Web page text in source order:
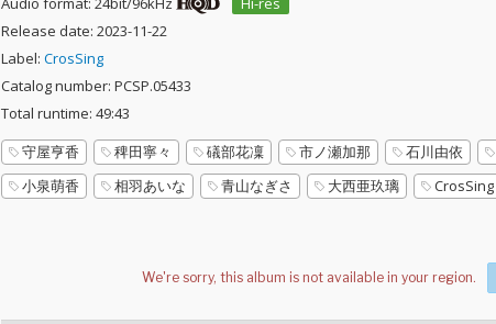
Release date: 2023-11-22
Label: CrosSing
Catalog number: PCSP.05433
Total runtime: 49:43
守屋亨香
稗田寧々 礒部花凜 市ノ瀬加那 石川由依
小泉萌香
相羽あいな 青山なぎさ 大西亜玖璃 CrosSing